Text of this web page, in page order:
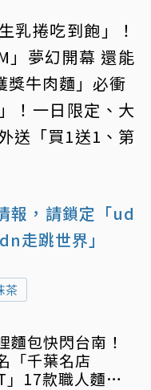
乳捲吃到飽」！
」夢幻開幕 還能
獎牛肉麵」必衝
！一日限定、大
送「買1送1、第
報，請鎖定「ud
走跳世界」
茶
麵包快閃台南！
「千葉名店
」17款職人麵包